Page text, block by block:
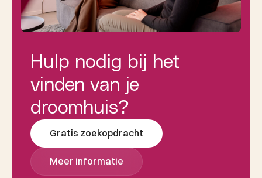
Hulp nodig bij het
vinden van je
droomhuis?
Gratis zoekopdracht
Meer informatie